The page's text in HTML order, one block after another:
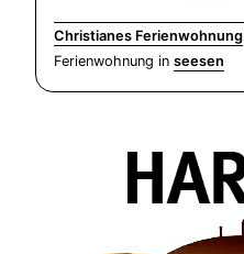
Christianes Ferienwohnung
Ferienwohnung in seesen